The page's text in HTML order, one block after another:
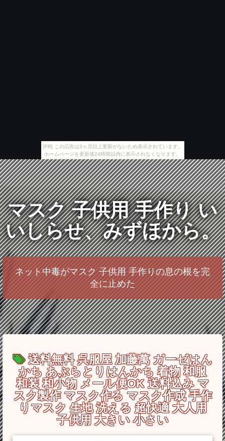
[PR] この広告は3ヶ月以上更新がないため表示されています。
ホームページを更新後24時間以内に表示されなくなります。
マスク 子供用 手作り い
いしらせ、みずほから。
ネット中毒がマスク 子供用 手作りの息の根を完
全に止めた
送料無料 呉服屋 加藤萬 ガーゼはん
かち あぶらとりはんかち 着物 和服
和装 和小物 メール便OK 送料込み マ
スク製作 マスク作る マスク作成 手作
りマスク 生地 洗える 超快適 大人用
子供用 大きい 小さい